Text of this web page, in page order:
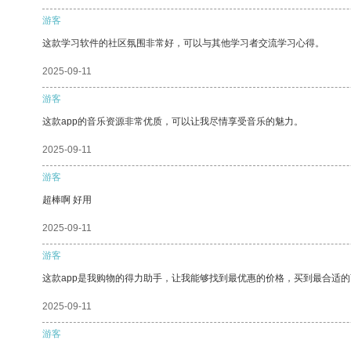
游客
这款学习软件的社区氛围非常好，可以与其他学习者交流学习心得。
2025-09-11
游客
这款app的音乐资源非常优质，可以让我尽情享受音乐的魅力。
2025-09-11
游客
超棒啊 好用
2025-09-11
游客
这款app是我购物的得力助手，让我能够找到最优惠的价格，买到最合适
2025-09-11
游客